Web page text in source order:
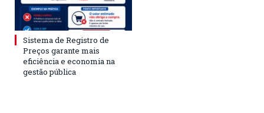
Sistema de Registro de
Preços garante mais
eficiência e economia na
gestão pública